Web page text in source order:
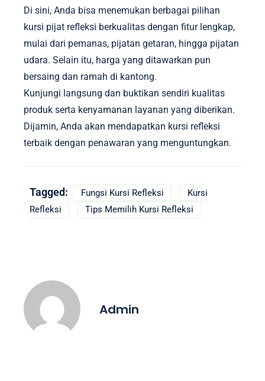
Di sini, Anda bisa menemukan berbagai pilihan
kursi pijat refleksi berkualitas dengan fitur lengkap,
mulai dari pemanas, pijatan getaran, hingga pijatan
udara. Selain itu, harga yang ditawarkan pun
bersaing dan ramah di kantong.
Kunjungi langsung dan buktikan sendiri kualitas
produk serta kenyamanan layanan yang diberikan.
Dijamin, Anda akan mendapatkan kursi refleksi
terbaik dengan penawaran yang menguntungkan.
Tagged: Fungsi Kursi Refleksi
Kursi
Refleksi
Tips Memilih Kursi Refleksi
Admin